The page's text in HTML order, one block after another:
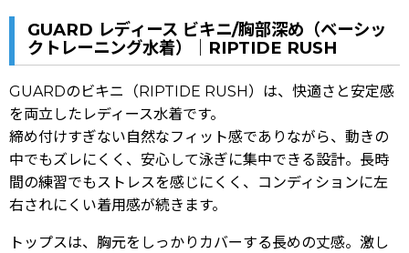
GUARD レディース ビキニ/胸部深め（ベーシッ
クトレーニング水着）｜RIPTIDE RUSH
GUARDのビキニ（RIPTIDE RUSH）は、快適さと安定感
を両立したレディース水着です。
締め付けすぎない自然なフィット感でありながら、動きの
中でもズレにくく、安心して泳ぎに集中できる設計。長時
間の練習でもストレスを感じにくく、コンディションに左
右されにくい着用感が続きます。
トップスは、胸元をしっかりカバーする長めの丈感。激し